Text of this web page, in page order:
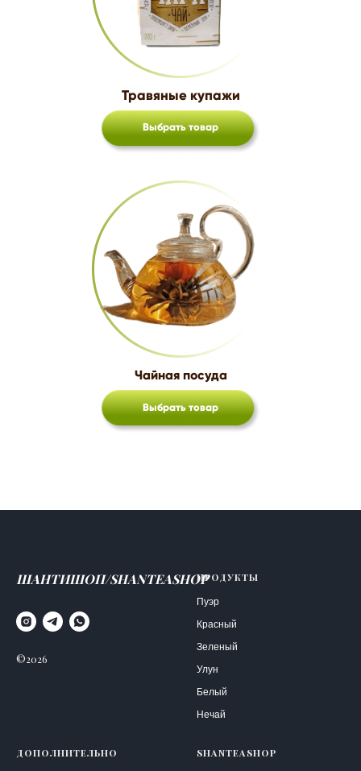
Травяные купажи
Чайная посуда
Выбрать товар
Выбрать товар
ШАНТИШОП/SHANTEASHOP
©2026
продукты
Пуэр
Красный
Зеленый
Улун
Белый
Нечай
дополнительно shanteashop